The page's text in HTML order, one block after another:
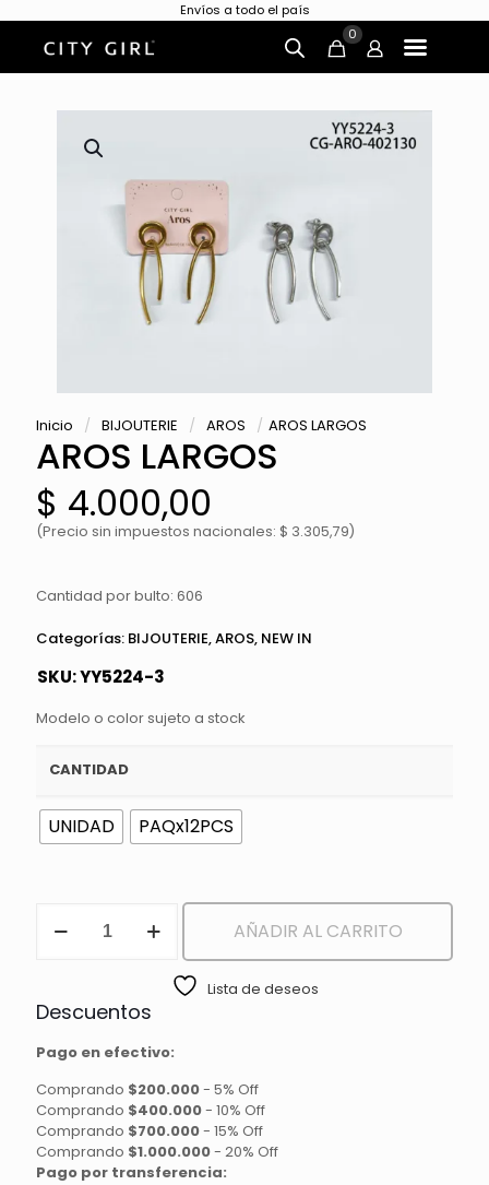
Envíos a todo el país
0
Inicio / BIJOUTERIE / AROS / AROS LARGOS
AROS LARGOS
$ 4.000,00
(Precio sin impuestos nacionales: $ 3.305,79)
Cantidad por bulto: 606
Categorías: BIJOUTERIE,AROS, NEW IN
SKU:YY5224-3
Modelo o color sujeto a stock
CANTIDAD
UNIDAD PAQx12PCS
LARGOS
AÑADIR AL CARRITO
Lista de deseos
Descuentos
Pago en efectivo:
Comprando $200.000- 5% Off
Comprando $400.000- 10% Off
Comprando $700.000- 15% Off
Comprando $1.000.000- 20% Off
Pago por transferencia: